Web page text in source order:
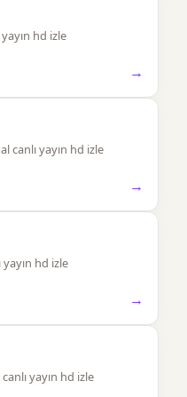
hd izle
→
canlı yayın hd izle
→
yayın hd izle
→
yayın hd izle